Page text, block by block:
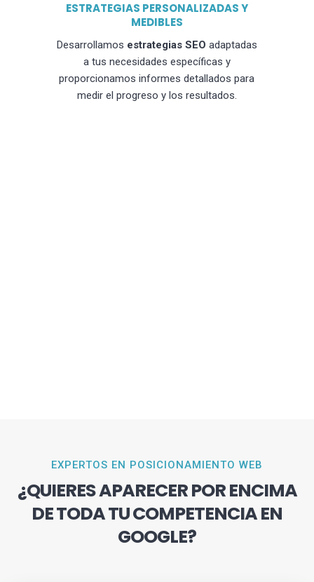
ESTRATEGIAS PERSONALIZADAS Y
MEDIBLES
Desarrollamos estrategias SEO adaptadas
a tus necesidades específicas y
proporcionamos informes detallados para
medir el progreso y los resultados.
EXPERTOS EN POSICIONAMIENTO WEB
¿QUIERES APARECER POR ENCIMA
DE TODA TU COMPETENCIA EN
GOOGLE?